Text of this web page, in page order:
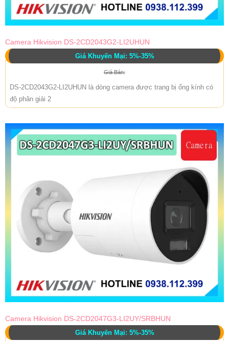
Camera Hikvision DS-2CD2043G2-LI2UHUN
Giá Khuyến Mại: 5%-35%
Giá Bán:
DS-2CD2043G2-LI2UHUN là dòng camera được trang bị ống kính có
độ phân giải 2
Camera Hikvision DS-2CD2047G3-LI2UY/SRBHUN
Giá Khuyến Mại: 5%-35%